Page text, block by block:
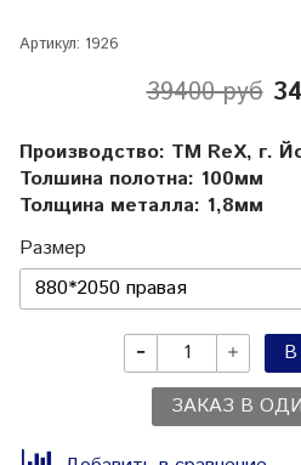
Артикул: 1926
39400 руб
Производство: TM RеX, г.
Толшина полотна: 100мм
Толщина металла: 1,8мм
Размер
ЗАКАЗ В